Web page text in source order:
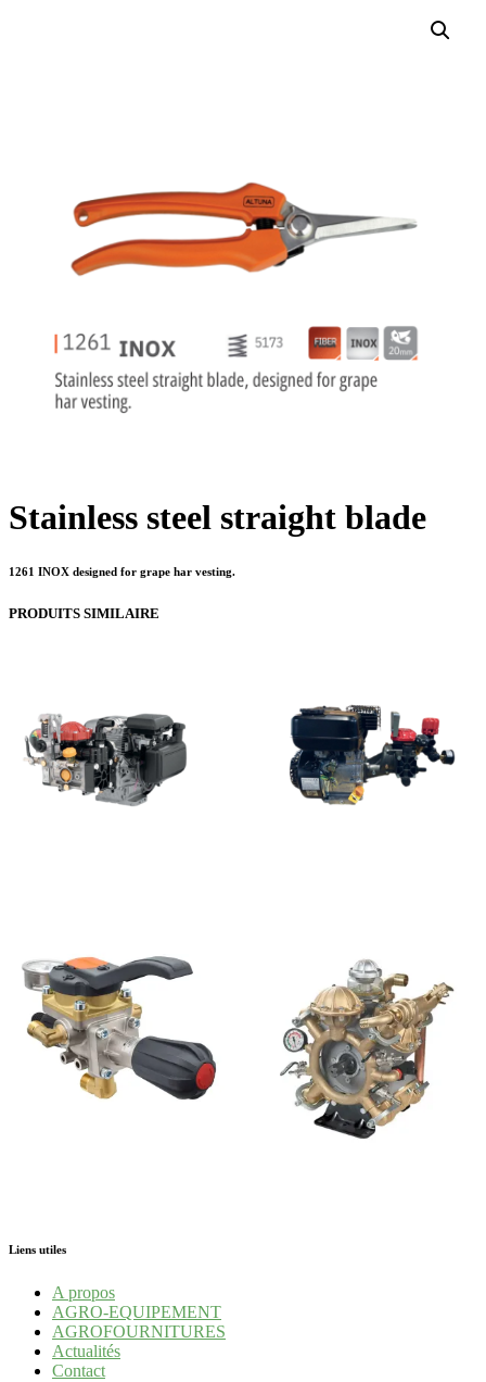
Stainless steel straight blade
1261 INOX designed for grape har vesting.
PRODUITS SIMILAIRE
Liens utiles
A propos
AGRO-EQUIPEMENT
AGROFOURNITURES
Actualités
Contact